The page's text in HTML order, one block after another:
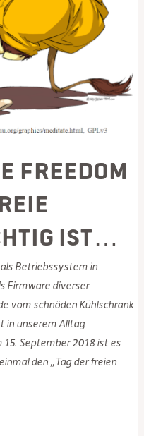
Freedom
ist…
Betriebssystem in
Firmware diverser
vom schnöden Kühlschrank
in unserem Alltag
September 2018 ist es
den „Tag der freien